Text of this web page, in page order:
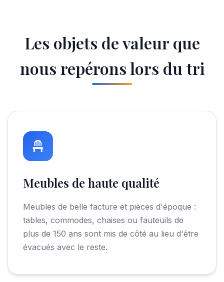
Les objets de valeur que
nous repérons lors du tri
Meubles de haute qualité
Meubles de belle facture et pièces d'époque :
tables, commodes, chaises ou fauteuils de
plus de 150 ans sont mis de côté au lieu d'être
évacués avec le reste.